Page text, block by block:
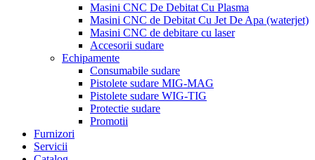
Masini CNC De Debitat Cu Plasma
Masini CNC de Debitat Cu Jet De Apa (waterjet)
Masini CNC de debitare cu laser
Accesorii sudare
Echipamente
Consumabile sudare
Pistolete sudare MIG-MAG
Pistolete sudare WIG-TIG
Protectie sudare
Promotii
Furnizori
Servicii